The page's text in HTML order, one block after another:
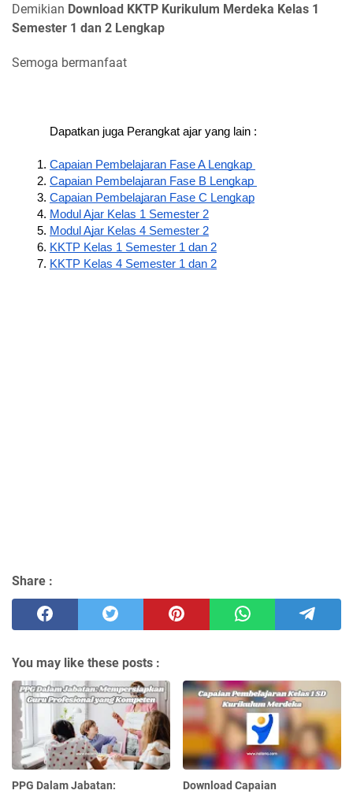
Demikian Download KKTP Kurikulum Merdeka Kelas 1
Semester 1 dan 2 Lengkap
Semoga bermanfaat
Dapatkan juga Perangkat ajar yang lain :
Capaian Pembelajaran Fase A Lengkap
Capaian Pembelajaran Fase B Lengkap
Capaian Pembelajaran Fase C Lengkap
Modul Ajar Kelas 1 Semester 2
Modul Ajar Kelas 4 Semester 2
KKTP Kelas 1 Semester 1 dan 2
KKTP Kelas 4 Semester 1 dan 2
Share :
You may like these posts :
PPG Dalam Jabatan:
Download Capaian